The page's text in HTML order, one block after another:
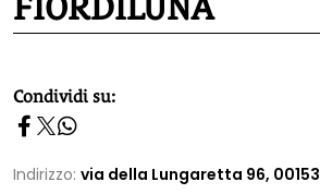
homepage h2
Condividi su:
Indirizzo: via della Lungaretta 96,